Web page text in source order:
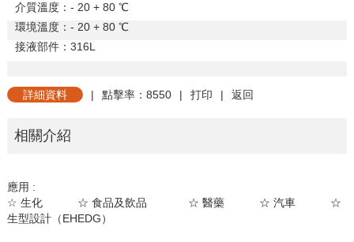
介質溫度： - 20 + 80 ℃
環境溫度： - 20 + 80 ℃
接液部件： 316L
詳細資料 | 點擊率：8550 | 打印 | 返回
相關介紹
應用 :
☆ 生化 ☆ 食品及飲品 ☆ 醫藥 ☆ 汽車
☆
生型設計（EHEDG）